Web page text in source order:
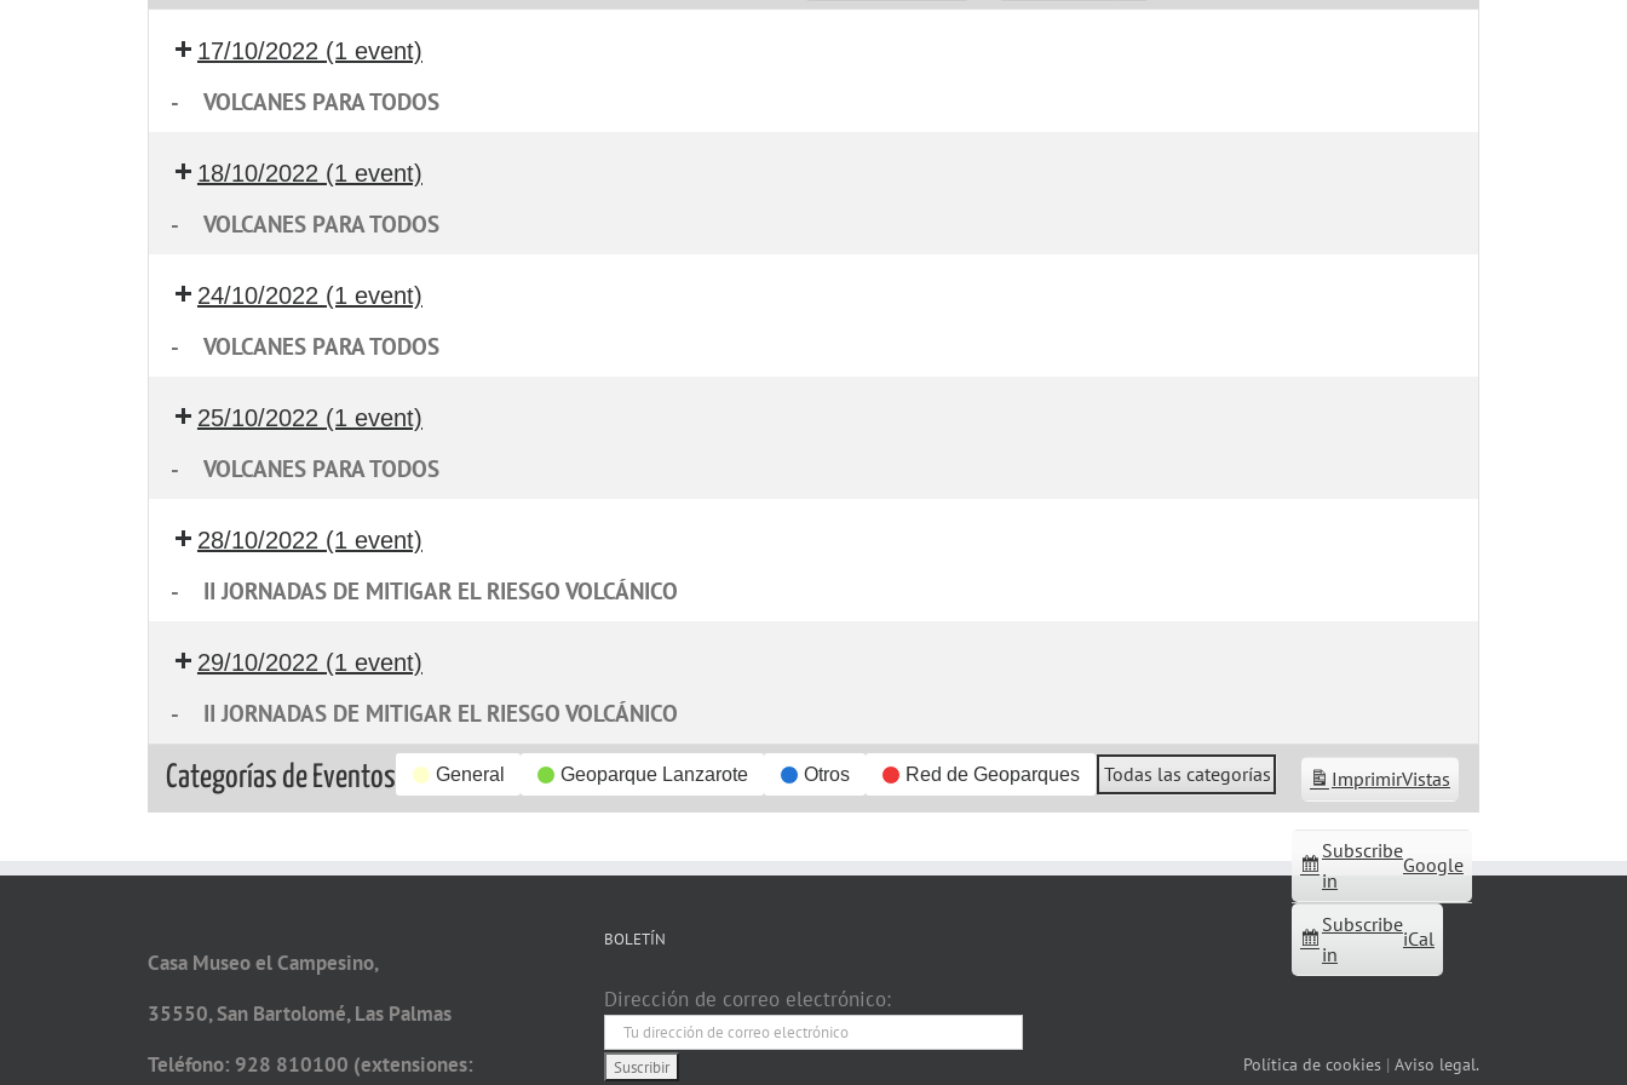
17/10/2022 (1 event)
- VOLCANES PARA TODOS
18/10/2022 (1 event)
- VOLCANES PARA TODOS
24/10/2022 (1 event)
- VOLCANES PARA TODOS
25/10/2022 (1 event)
- VOLCANES PARA TODOS
28/10/2022 (1 event)
- II JORNADAS DE MITIGAR EL RIESGO VOLCÁNICO
29/10/2022 (1 event)
- II JORNADAS DE MITIGAR EL RIESGO VOLCÁNICO
Categorías de Eventos General Geoparque Lanzarote Otros Red de Geoparques Todas las categorías
Subscribe
in
Google
Subscribe
in
iCal
ImprimirVistas
Casa Museo el Campesino,
35550, San Bartolomé, Las Palmas
Teléfono: 928 810100 (extensiones:
BOLETÍN
Dirección de correo electrónico:
Política de cookies | Aviso legal.